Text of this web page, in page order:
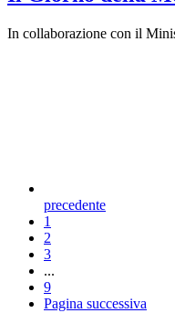
In collaborazione con il
precedente
1
2
3
...
9
Pagina successiva